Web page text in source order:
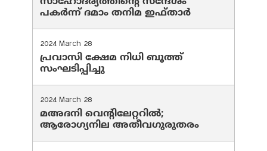
പകർന്ന് ദമാം തനിമ ഇഫ്‌താർ
2024 March 28
പ്രവാസി ക്ഷേമ നിധി ബൂത്ത്
സംഘടിപ്പിച്ചു
2024 March 28
മഅദനി വെന്റിലേറ്ററിൽ;
ആരോഗ്യനില അതീവഗുരുതരം